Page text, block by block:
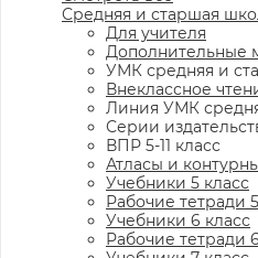
Средняя и старшая
Для учителя
Дополнительные
УМК средняя и
Внеклассное
Линия УМК
Серии
ВПР 5-11 класс
Атласы и
Учебники 5 класс
Рабочие тетради
Учебники 6 класс
Рабочие тетради